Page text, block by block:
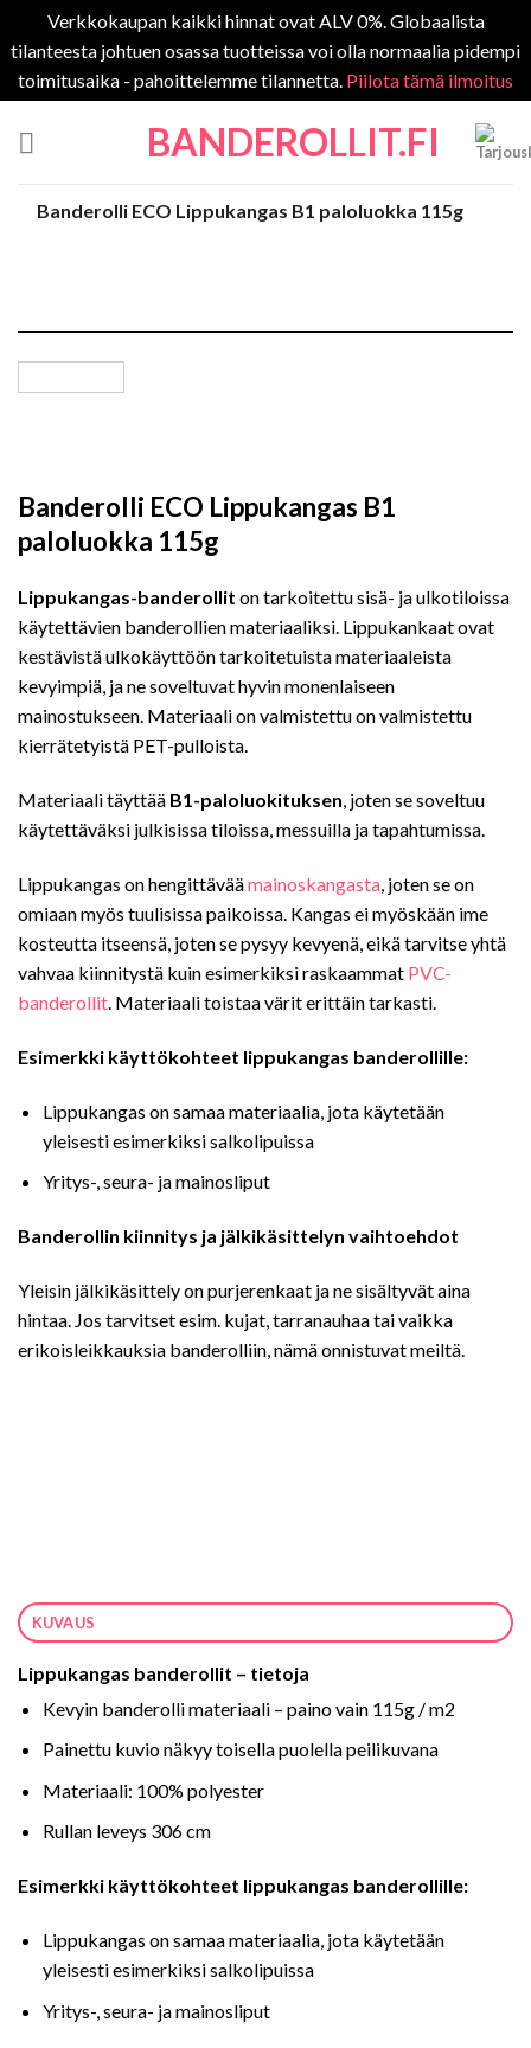
Verkkokaupan kaikki hinnat ovat ALV 0%. Globaalista
tilanteesta johtuen osassa tuotteissa voi olla normaalia pidempi
toimitusaika - pahoittelemme tilannetta. Piilota tämä ilmoitus
BANDEROLLIT.FI
Banderolli ECO Lippukangas B1 paloluokka 115g
Banderolli ECO Lippukangas B1
paloluokka 115g
Lippukangas-banderollit on tarkoitettu sisä- ja ulkotiloissa
käytettävien banderollien materiaaliksi. Lippukankaat ovat
kestävistä ulkokäyttöön tarkoitetuista materiaaleista
kevyimpiä, ja ne soveltuvat hyvin monenlaiseen
mainostukseen. Materiaali on valmistettu on valmistettu
kierrätetyistä PET-pulloista.
Materiaali täyttää B1-paloluokituksen, joten se soveltuu
käytettäväksi julkisissa tiloissa, messuilla ja tapahtumissa.
Lippukangas on hengittäväämainoskangasta, joten se on
omiaan myös tuulisissa paikoissa. Kangas ei myöskään ime
kosteutta itseensä, joten se pysyy kevyenä, eikä tarvitse yhtä
vahvaa kiinnitystä kuin esimerkiksi raskaammat PVC-
banderollit. Materiaali toistaa värit erittäin tarkasti.
Esimerkki käyttökohteet lippukangas banderollille:
Lippukangas on samaa materiaalia, jota käytetään
yleisesti esimerkiksi salkolipuissa
Yritys-, seura- ja mainosliput
Banderollin kiinnitys ja jälkikäsittelyn vaihtoehdot
Yleisin jälkikäsittely on purjerenkaat ja ne sisältyvät aina
hintaa. Jos tarvitset esim. kujat, tarranauhaa tai vaikka
erikoisleikkauksia banderolliin, nämä onnistuvat meiltä.
KUVAUS
Lippukangas banderollit – tietoja
Kevyin banderolli materiaali – paino vain 115g / m2
Painettu kuvio näkyy toisella puolella peilikuvana
Materiaali: 100% polyester
Rullan leveys 306 cm
Esimerkki käyttökohteet lippukangas banderollille:
Lippukangas on samaa materiaalia, jota käytetään
yleisesti esimerkiksi salkolipuissa
Yritys-, seura- ja mainosliput